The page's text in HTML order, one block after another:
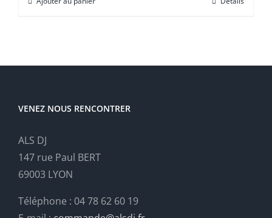
VENEZ NOUS RENCONTRER
ALS DJ
147 rue Paul BERT
69003 LYON
Téléphone : 04 78 62 60 19